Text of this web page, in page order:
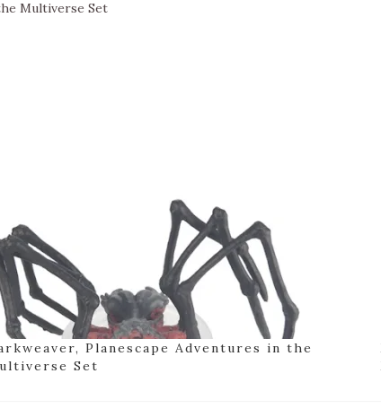
Multiverse Set
Planescape Adventures in the
Set